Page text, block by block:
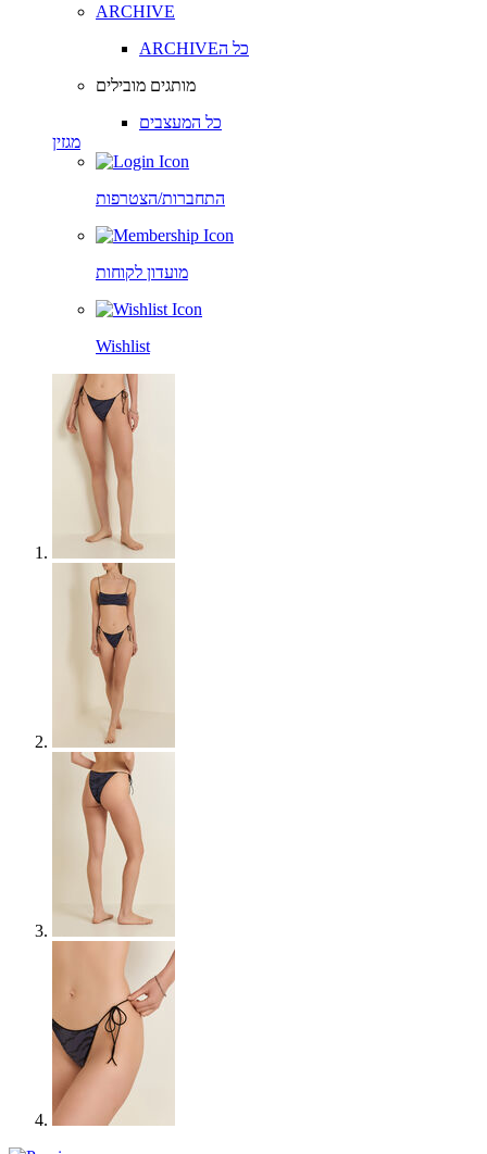
ARCHIVE
ARCHIVEכל ה
מותגים מובילים
כל המעצבים
מגזין
התחברות/הצטרפות
מועדון לקוחות
Wishlist